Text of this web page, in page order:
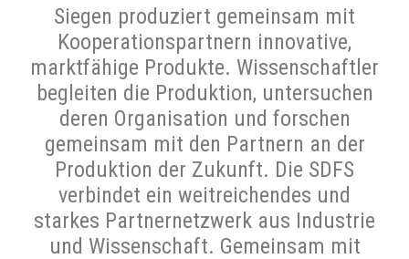
Siegen produziert gemeinsam mit
Kooperationspartnern innovative,
marktfähige Produkte. Wissenschaftler
begleiten die Produktion, untersuchen
deren Organisation und forschen
gemeinsam mit den Partnern an der
Produktion der Zukunft. Die SDFS
verbindet ein weitreichendes und
starkes Partnernetzwerk aus Industrie
und Wissenschaft. Gemeinsam mit